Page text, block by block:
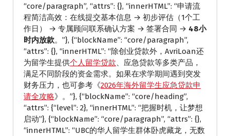
“core/paragraph”, “attrs”: {}, “innerHTML”: “申请流
程简洁高效：在线提交基本信息 → 初步评估（1个工
作日） → 专属顾问联系确认方案 → 签署合同 → 48小
时内放款。”}, {“blockName”: “core/paragraph”,
“attrs”: {}, “innerHTML”: “除创业贷款外，AvriLoan还
为留学生提供个人留学贷款、应急贷款等多类产品，
满足不同阶段的资金需求。如果在求学期间遇到突发
财务压力，也可参考《2026年海外留学生应急贷款申
请全攻略》。”}, {“blockName”: “core/heading”,
“attrs”: {“level”: 2}, “innerHTML”: “把握时机，让梦想
启动”}, {“blockName”: “core/paragraph”, “attrs”: {},
“innerHTML”: “UBC的华人留学生群体卧虎藏龙，无数